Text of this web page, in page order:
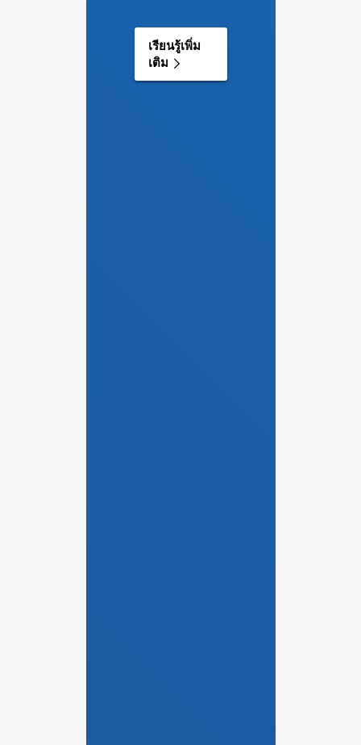
เรียนรู้เพิ่ม
เติม